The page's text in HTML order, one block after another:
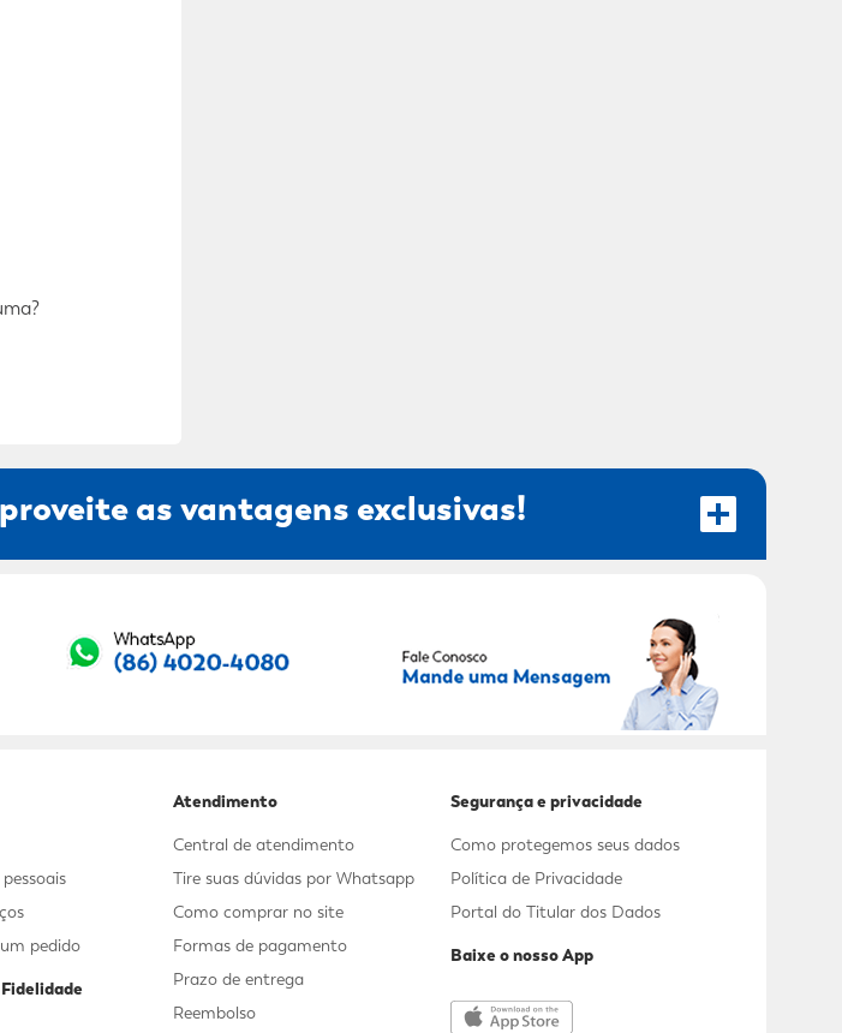
as vantagens exclusivas!
RECEBER OFERTAS EXCLUSIVAS!
pedido
Atendimento
Central de atendimento
Tire suas dúvidas por Whatsapp
Como comprar no site
Formas de pagamento
Prazo de entrega
Reembolso
Segurança e privacidade
Como protegemos seus dados
Política de Privacidade
Portal do Titular dos Dados
Baixe o nosso App